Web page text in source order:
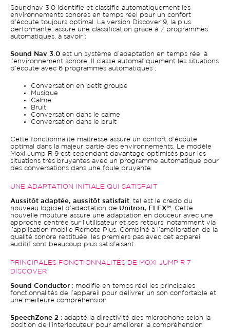
Soundnav 3,0 identifie et classifie automatiquement les
environnements sonores en temps réel pour un confort
d’écoute toujours optimal. La version Discover 9, la plus
performante, assure une classification grâce à 7 programmes
automatiques, à savoir :
Sound Nav 3.0 est un système d’adaptation en temps réel à
l’environnement sonore. Il classe automatiquement les situations
d’écoute avec 6 programmes automatiques :
Conversation en petit groupe
Musique
Calme
Bruit
Conversation dans le calme
Conversation dans le bruit
Cette fonctionnalité maîtresse assure un confort d’écoute
optimal dans la majeur partie des environnements. Le modèle
Moxi Jump R 9 est cependant davantage optimisés pour les
situations très bruyantes avec un programme automatique pour
des conversations dans une foule bruyante.
UNE ADAPTATION INITIALE QUI SATISFAIT
Aussitôt adaptée, aussitôt satisfait , tel est le credo du
nouveau logiciel d’adaptation de Unitron, FLEX™ . Cette
nouvelle mouture assure une adaptation en douceur avec une
approche centrée sur l’utilisateur et ses retours, notamment via
l’application mobile Remote Plus. Combiné à l’amélioration de la
qualité sonore restituée, les premiers pas avec cet appareil
auditif sont beaucoup plus satisfaisant.
PRINCIPALES FONCTIONNALITÉS DE MOXI JUMP R 7
DISCOVER
Sound Conductor : modifie en temps réel les principales
fonctionnalités de l’appareil pour délivrer un son confortable et
une meilleure compréhension
SpeechZone 2 : adapté la directivité des microphone selon la
position de l’interlocuteur pour améliorer la compréhension